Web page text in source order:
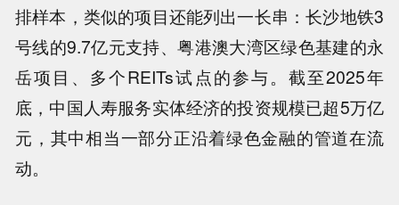
排样本，类似的项目还能列出一长串：长沙地铁3
号线的9.7亿元支持、粤港澳大湾区绿色基建的永
岳项目、多个REITs试点的参与。截至2025年
底，中国人寿服务实体经济的投资规模已超5万亿
元，其中相当一部分正沿着绿色金融的管道在流
动。